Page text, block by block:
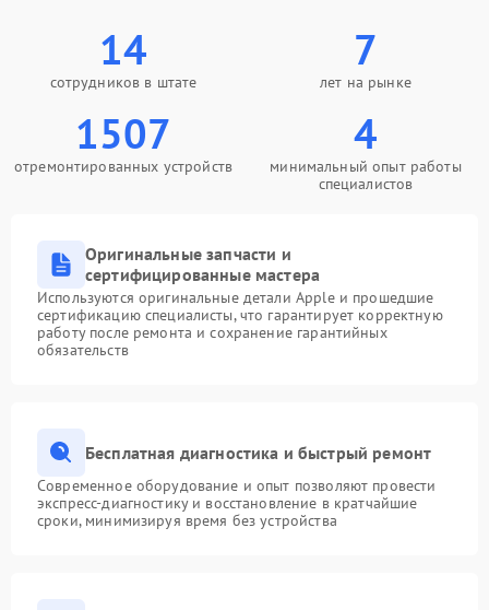
14
сотрудников в штате
7
лет на рынке
1507
отремонтированных устройств
4
минимальный опыт работы
специалистов
Оригинальные запчасти и
сертифицированные мастера
Используются оригинальные детали Apple и прошедшие
сертификацию специалисты, что гарантирует корректную
работу после ремонта и сохранение гарантийных
обязательств
Бесплатная диагностика и быстрый ремонт
Современное оборудование и опыт позволяют провести
экспресс-диагностику и восстановление в кратчайшие
сроки, минимизируя время без устройства